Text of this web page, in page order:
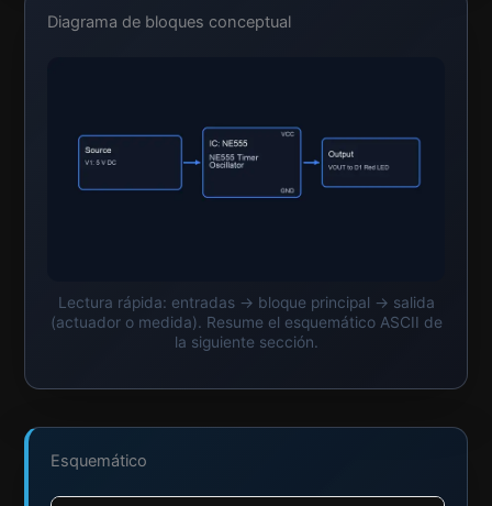
Diagrama de bloques conceptual
Lectura rápida: entradas → bloque principal → salida
(actuador o medida). Resume el esquemático ASCII de
la siguiente sección.
Esquemático